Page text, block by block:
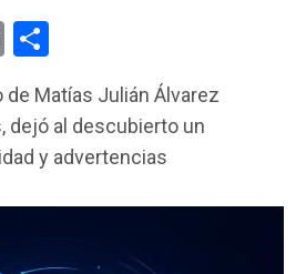
E
ail m
p
tir
Matías Julián Álvarez
dejó al descubierto un
y advertencias